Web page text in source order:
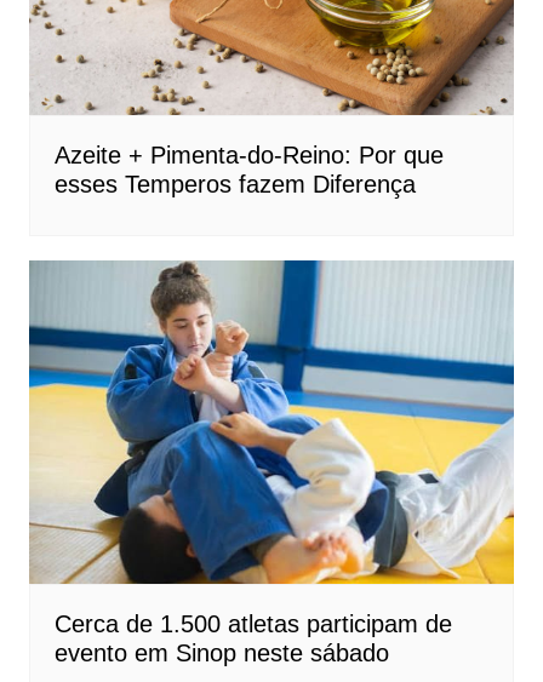
Azeite + Pimenta-do-Reino: Por que
esses Temperos fazem Diferença
Cerca de 1.500 atletas participam de
evento em Sinop neste sábado